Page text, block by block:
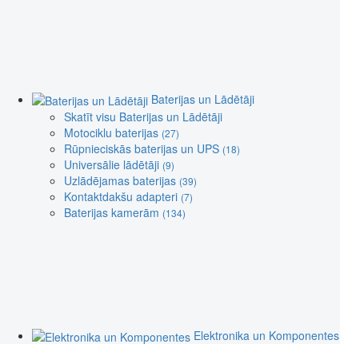
Baterijas un Lādētāji
Skatīt visu Baterijas un Lādētāji
Motociklu baterijas (27)
Rūpnieciskās baterijas un UPS (18)
Universālie lādētāji (9)
Uzlādējamas baterijas (39)
Kontaktdakšu adapteri (7)
Baterijas kamerām (134)
Elektronika un Komponentes